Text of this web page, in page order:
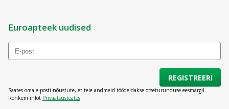
Euroapteek uudised
REGISTREERI
Saates oma e-posti nõustute, et teie andmeid töödeldakse otseturunduse eesmärgil.
Rohkem infot Privaatsusteates.